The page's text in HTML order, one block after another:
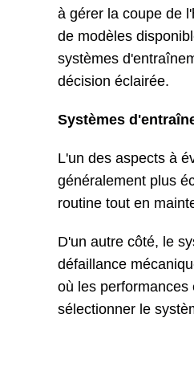
à gérer la coupe de
de modèles
systèmes
décision éclairée.
Systèmes
L'un des aspects à
généralement plus
routine tout en
D'un autre côté, le
défaillance
où les performances
sélectionner le